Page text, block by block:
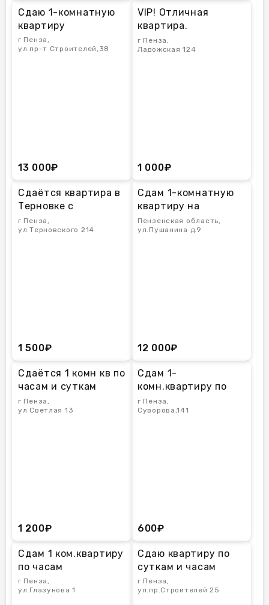
Сдаю 1-комнатную
квартиру
г Пенза,
ул.пр-т Строителей,38
13 000₽
VIP! Отличная
квартира.
Собственник! Чисто.
Уютно. Все есть
г Пенза,
Ладожская 124
1 000₽
Сдаётся квартира в
Терновке с
кондиционером
г Пенза,
ул.Терновского 214
1 500₽
Сдам 1-комнатную
квартиру на
длительный срок
Пензенская область,
ул.Пушанина д.9
12 000₽
Сдаётся 1 комн кв по
часам и суткам
Спутник
г Пенза,
ул Светлая 13
1 200₽
Сдам 1-
комн.квартиру по
часам, суткам
г Пенза,
Суворова,141
600₽
Сдам 1 ком.квартиру
по часам
г Пенза,
ул.Глазунова 1
Сдаю квартиру по
суткам и часам
г Пенза,
ул.пр.Строителей 25